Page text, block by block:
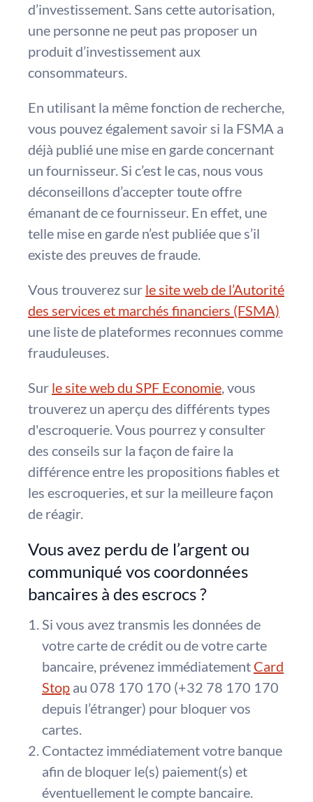
d’investissement. Sans cette autorisation,
une personne ne peut pas proposer un
produit d’investissement aux
consommateurs.
En utilisant la même fonction de recherche,
vous pouvez également savoir si la FSMA a
déjà publié une mise en garde concernant
un fournisseur. Si c’est le cas, nous vous
déconseillons d’accepter toute offre
émanant de ce fournisseur. En effet, une
telle mise en garde n’est publiée que s’il
existe des preuves de fraude.
Vous trouverez sur le site web de l’Autorité
des services et marchés financiers (FSMA)
une liste de plateformes reconnues comme
frauduleuses.
Sur le site web du SPF Economie, vous
trouverez un aperçu des différents types
d'escroquerie. Vous pourrez y consulter
des conseils sur la façon de faire la
différence entre les propositions fiables et
les escroqueries, et sur la meilleure façon
de réagir.
Vous avez perdu de l’argent ou
communiqué vos coordonnées
bancaires à des escrocs ?
Si vous avez transmis les données de
votre carte de crédit ou de votre carte
bancaire, prévenez immédiatement Card
Stop au 078 170 170 (+32 78 170 170
depuis l’étranger) pour bloquer vos
cartes.
Contactez immédiatementvotre banque
afin de bloquer le(s) paiement(s) et
éventuellement le compte bancaire.